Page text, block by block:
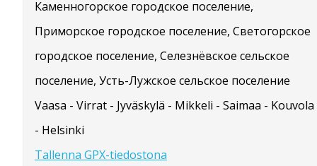
Каменногорское городское поселение,
Приморское городское поселение, Светогорское
городское поселение, Селезнёвское сельское
поселение, Усть-Лужское сельское поселение
Vaasa - Virrat - Jyväskylä - Mikkeli - Saimaa - Kouvola
- Helsinki
Tallenna GPX-tiedostona